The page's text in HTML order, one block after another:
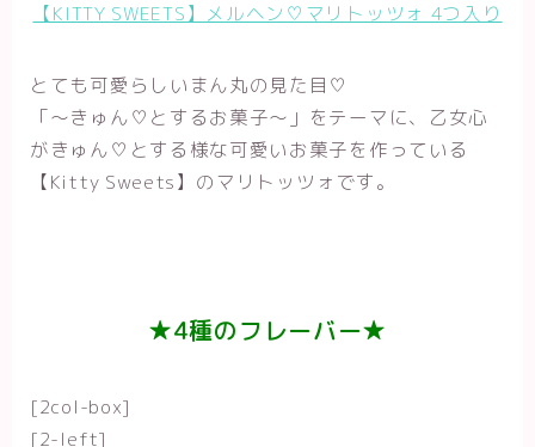
【KITTY SWEETS】メルヘン♡マリトッツォ 4つ入り
とても可愛らしいまん丸の見た目♡
「〜きゅん♡とするお菓子〜」をテーマに、乙女心
がきゅん♡とする様な可愛いお菓子を作っている
【Kitty Sweets】のマリトッツォです。
★4種のフレーバー★
[2col-box]
[2-left]